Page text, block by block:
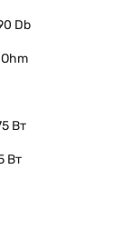
Db
Вт
Вт